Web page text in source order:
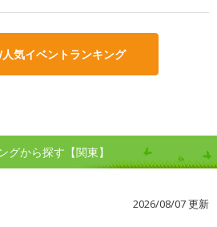
気イベントランキング
グから探す【関東】
2026/08/07 更新